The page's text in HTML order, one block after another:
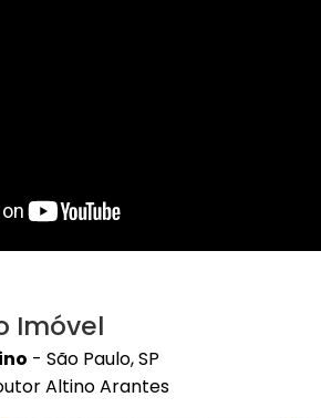
Imóvel
- São Paulo, SP
Altino Arantes